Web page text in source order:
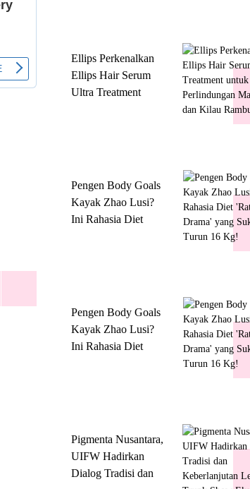
Ellips Perkenalkan
Ellips Hair Serum
Ultra Treatment
Pengen Body Goals
Kayak Zhao Lusi?
Ini Rahasia Diet
Pengen Body Goals
Kayak Zhao Lusi?
Ini Rahasia Diet
Pigmenta Nusantara,
UIFW Hadirkan
Dialog Tradisi dan